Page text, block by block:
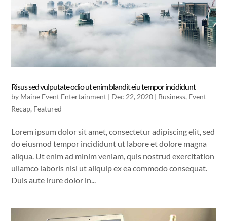
Risus sed vulputate odio ut enim blandit eiu tempor incididunt
by Maine Event Entertainment | Dec 22, 2020 | Business, Event
Recap, Featured
Lorem ipsum dolor sit amet, consectetur adipiscing elit, sed
do eiusmod tempor incididunt ut labore et dolore magna
aliqua. Ut enim ad minim veniam, quis nostrud exercitation
ullamco laboris nisi ut aliquip ex ea commodo consequat.
Duis aute irure dolor in...